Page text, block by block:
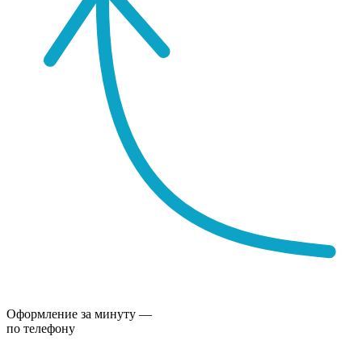
Оформление за минуту —
по телефону